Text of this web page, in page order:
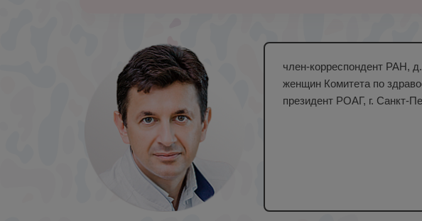
член-корреспондент РАН,
женщин Комитета по
президент РОАГ, г. Санкт-